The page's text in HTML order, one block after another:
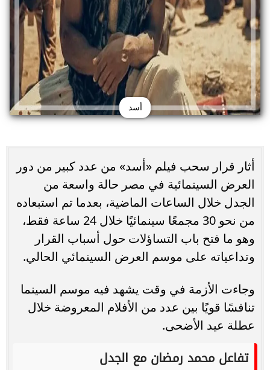
أسد
أثار قرار سحب فيلم «أسد» من عدد كبير من دور
العرض السينمائية في مصر حالة واسعة من
الجدل خلال الساعات الماضية، بعدما تم استبعاده
من نحو 30 مجمعًا سينمائيًا خلال 24 ساعة فقط،
وهو ما فتح باب التساؤلات حول أسباب القرار
وتداعياته على موسم العرض السينمائي الحالي.
وجاءت الأزمة في وقت يشهد فيه موسم السينما
تنافسًا قويًا بين عدد من الأفلام المعروضة خلال
عطلة عيد الأضحى.
تفاعل محمد رمضان مع الجدل